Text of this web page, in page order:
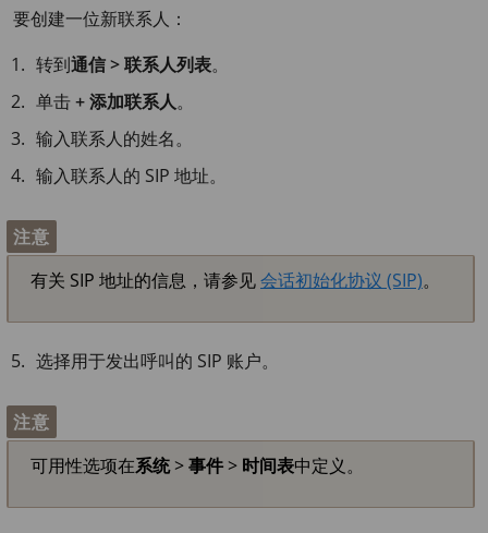
要创建一位新联系人：
转到通信 > 联系人列表。
单击+ 添加联系人。
输入联系人的姓名。
输入联系人的 SIP 地址。
注意
有关 SIP 地址的信息，请参见会话初始化协议 (SIP)。
选择用于发出呼叫的 SIP 账户。
注意
可用性选项在系统>事件> 时间表中定义。